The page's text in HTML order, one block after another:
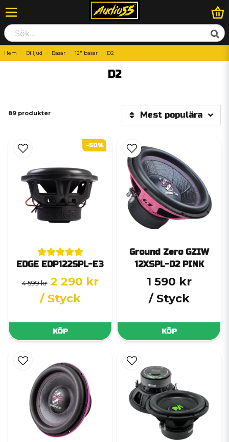
Hem Billjud Basar 12" basar D2
D2
89 produkter Mest populära
EDGE EDP122SPL-E3
4 599 kr 2 290 kr
/ Styck
KÖP
-50%
Ground Zero GZIW
12XSPL-D2 PINK
1 590 kr
/ Styck
KÖP